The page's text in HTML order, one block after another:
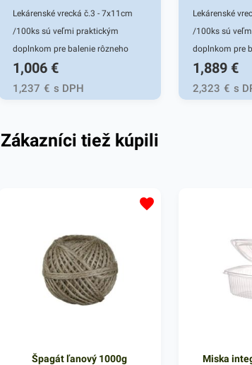
Lekárenské vrecká č.3 - 7x11cm
/100ks sú veľmi praktickým
doplnkom pre balenie rôzneho
lekárenského a iného sortimentu
rozličného druhu. Vrecká sú
vhodné najmä na balenie liekov a
efektívne uchovať. Využitie pre
papierových ekologických vlákien.
Balenie obsahuje 100ks
papierových vreciek s rozmerom
7x11cm. V našej širokej ponuke
1,006 €
1,237 € s DPH
Lekárenské
/100ks sú
doplnkom pre
lekárenského a
rozličného
vhodné najmä
papierových
Balenie
papierových
13x19cm. V
1,889 €
2,323 € s
Zákazníci tiež kúpili
Špagát ľanový 1000g Miska